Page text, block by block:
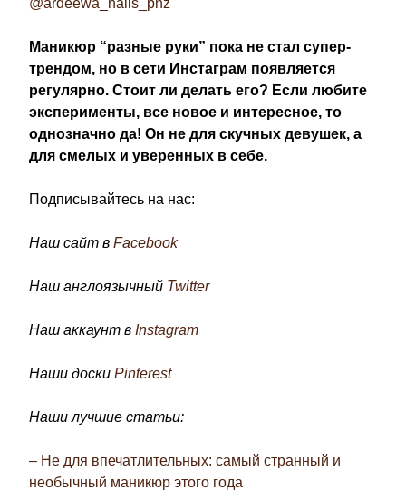
@ardeewa_nails_pnz
Маникюр “разные руки” пока не стал супер-
трендом, но в сети Инстаграм появляется
регулярно. Стоит ли делать его? Если любите
эксперименты, все новое и интересное, то
однозначно да! Он не для скучных девушек, а
для смелых и уверенных в себе.
Подписывайтесь на нас:
Наш сайт в Facebook
Наш англоязычный Twitter
Наш аккаунт в Instagram
Наши доски Pinterest
Наши лучшие статьи:
– Не для впечатлительных: самый странный и
необычный маникюр этого года